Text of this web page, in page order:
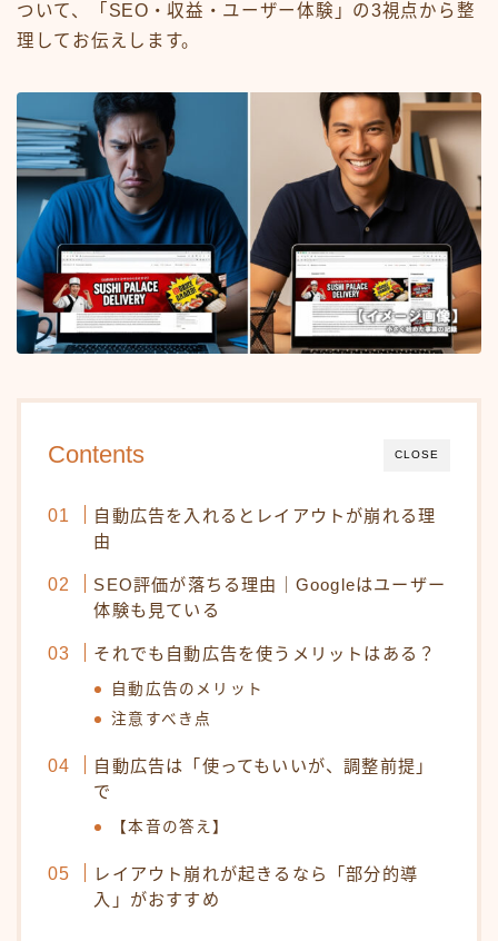
ついて、「SEO・収益・ユーザー体験」の3視点から整
理してお伝えします。
CLOSE
Contents
自動広告を入れるとレイアウトが崩れる理
由
SEO評価が落ちる理由｜Googleはユーザー
体験も見ている
それでも自動広告を使うメリットはある？
自動広告のメリット
注意すべき点
自動広告は「使ってもいいが、調整前提」
で
【本音の答え】
レイアウト崩れが起きるなら「部分的導
入」がおすすめ